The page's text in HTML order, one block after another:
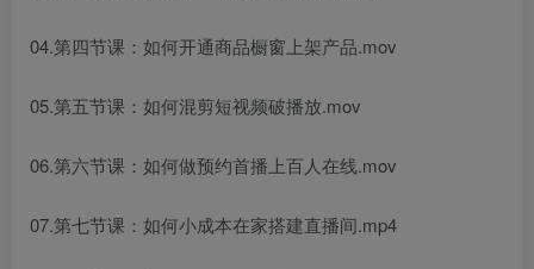
04.第四节课：如何开通商品橱窗上架产品.mov
05.第五节课：如何混剪短视频破播放.mov
06.第六节课：如何做预约首播上百人在线.mov
07.第七节课：如何小成本在家搭建直播间.mp4